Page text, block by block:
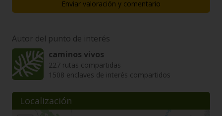
Enviar valoración y comentario
Autor del punto de interés
caminos vivos
227 rutas compartidas
1508 enclaves de interés compartidos
Localización